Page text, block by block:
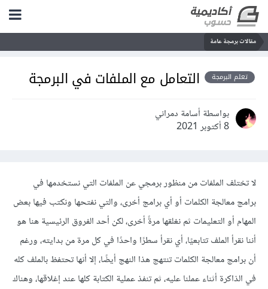
مقالات برمجة عامة
تعلم البرمجة التعامل مع الملفات في البرمجة
بواسطة أسامة دمراني
8 أكتوبر 2021
لا تختلف الملفات من منظور برمجي عن الملفات التي نستخدمها في
برامج معالجة الكلمات أو أي برامج أخرى، والتي نفتحها ونكتب فيها بعض
المهام أو التعليمات ثم نغلقها مرةً أخرى، لكن أحد الفروق الرئيسية هنا هو
أننا نقرأ الملف تتابعيًا، أي نقرأ سطرًا واحدًا في كل مرة من بدايته، ورغم
أن برامج معالجة الكلمات تنتهج هذا النهج أيضًا، إلا أنها تحتفظ بالملف كله
في الذاكرة أثناء عملنا عليه، ثم تنفذ عملية الكتابة كلها عند إغلاقها، وهناك